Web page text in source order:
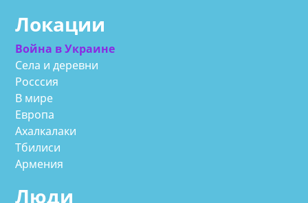
Локации
Война в Украине
Села и деревни
Росссия
В мире
Европа
Ахалкалаки
Тбилиси
Армения
Люди